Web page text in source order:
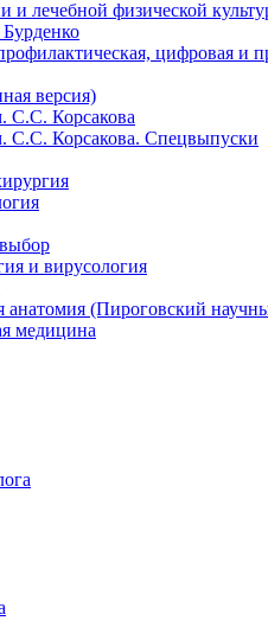
и лечебной физической
цифровая и
версия)
С.С. Корсакова
С.С. Корсакова. Спецвыпуски
и вирусология
анатомия (Пироговский
медицина